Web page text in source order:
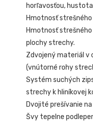
horľavosťou,
Hmotnosť strešného
Hmotnosť
plochy strechy.
Zdvojený materiál v
(vnútorné rohy
Systém suchých
strechy k hliníkovej
Dvojité prešívanie
Švy tepelne